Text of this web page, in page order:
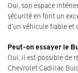
Oui, son espace
sécurité en font un
d’un véhicule fiable et
Peut-on essayer le
Oui, il est possible de
Chevrolet Cadillac